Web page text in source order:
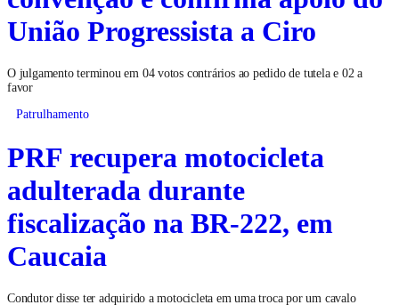
União Progressista a Ciro
O julgamento terminou em 04 votos contrários ao pedido de tutela e 02 a
favor
Patrulhamento
PRF recupera motocicleta
adulterada durante
fiscalização na BR-222, em
Caucaia
Condutor disse ter adquirido a motocicleta em uma troca por um cavalo